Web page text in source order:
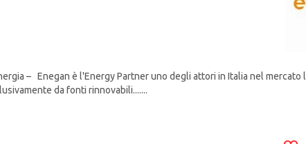
– Enegan è l'Energy Partner uno degli attori in Italia nel mercato
da fonti rinnovabili.......